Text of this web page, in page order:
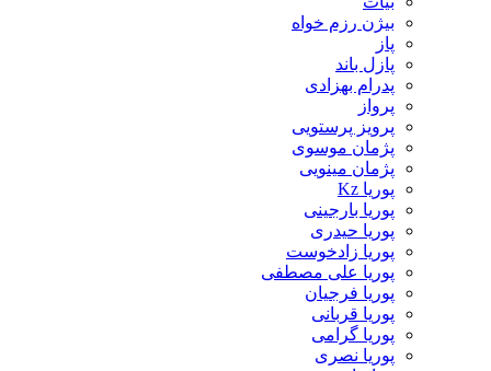
بیژن رزم خواه
پاز
پازل باند
پدرام بهزادی
پرواز
پرویز پرستویی
پژمان موسوی
پژمان مینویی
پوریا Kz
پوریا بارجینی
پوریا حیدری
پوریا زادخوست
پوریا علی مصطفی
پوریا فرجیان
پوریا قربانی
پوریا گرامی
پوریا نصری